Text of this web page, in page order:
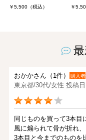
￥5,500（税込） ￥
おかかさん（1件） 購入者
東京都/30代/女性 投稿
同じものを買って3本目
風に煽られて骨が折れ
3本目と今までのものを